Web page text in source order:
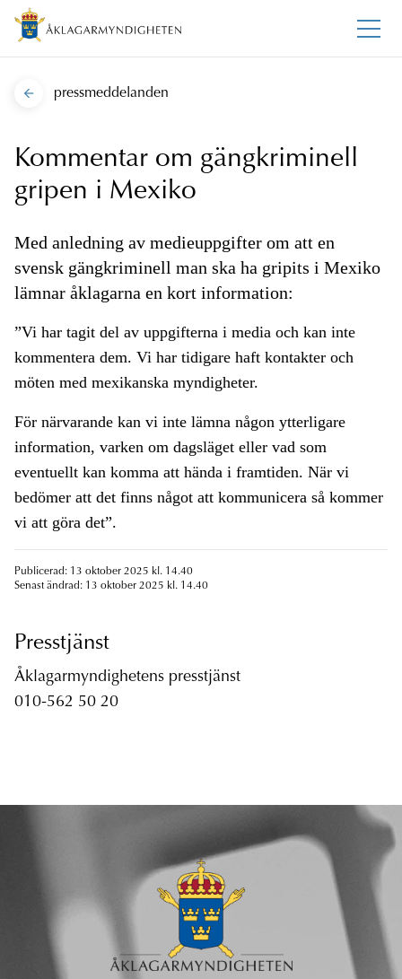
pressmeddelanden
Kommentar om gängkriminell
gripen i Mexiko
Med anledning av medieuppgifter om att en
svensk gängkriminell man ska ha gripits i Mexiko
lämnar åklagarna en kort information:
”Vi har tagit del av uppgifterna i media och kan inte
kommentera dem. Vi har tidigare haft kontakter och
möten med mexikanska myndigheter.
För närvarande kan vi inte lämna någon ytterligare
information, varken om dagsläget eller vad som
eventuellt kan komma att hända i framtiden. När vi
bedömer att det finns något att kommunicera så kommer
vi att göra det”.
Publicerad: 13 oktober 2025 kl. 14.40
Senast ändrad: 13 oktober 2025 kl. 14.40
Presstjänst
Åklagarmyndighetens presstjänst
010-562 50 20